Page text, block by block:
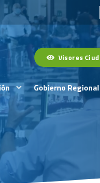
Visores
Gobierno Regional